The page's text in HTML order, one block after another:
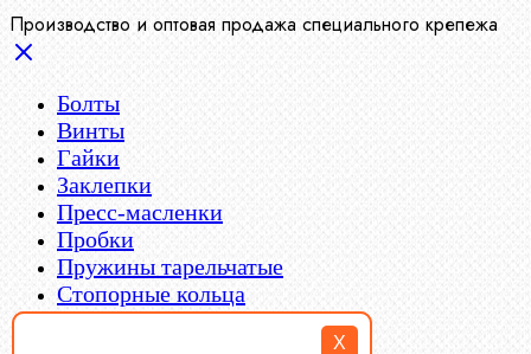
X
Производство и оптовая продажа специального крепежа
Болты
Винты
Гайки
Заклепки
Пресс-масленки
Пробки
Пружины тарельчатые
Стопорные кольца
Такелаж